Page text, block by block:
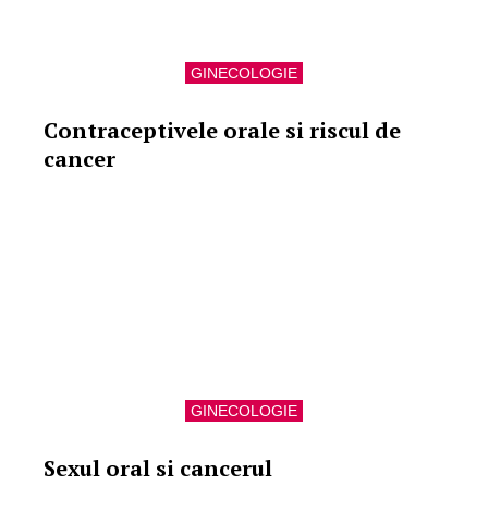
GINECOLOGIE
Contraceptivele orale si riscul de
cancer
GINECOLOGIE
Sexul oral si cancerul